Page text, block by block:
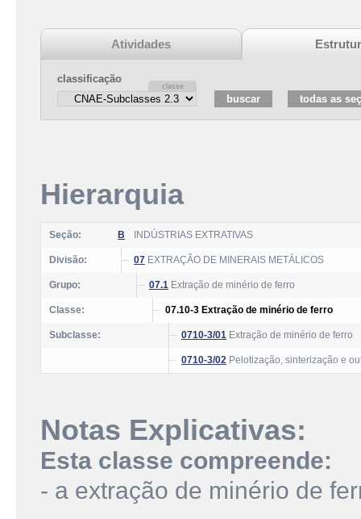
Atividades
classificação
Hierarquia
Seção: B INDÚSTRIAS EXTRATIVAS
Divisão: 07 EXTRAÇÃO DE MINERAIS METÁLICOS
Grupo: 07.1 Extração de minério de ferro
Classe: 07.10-3 Extração de minério de ferro
Subclasse: 0710-3/01 Extração de minério de ferro
0710-3/02 Pelotização, sinterização e
Notas Explicativas:
Esta classe compreende:
- a extração de minério de